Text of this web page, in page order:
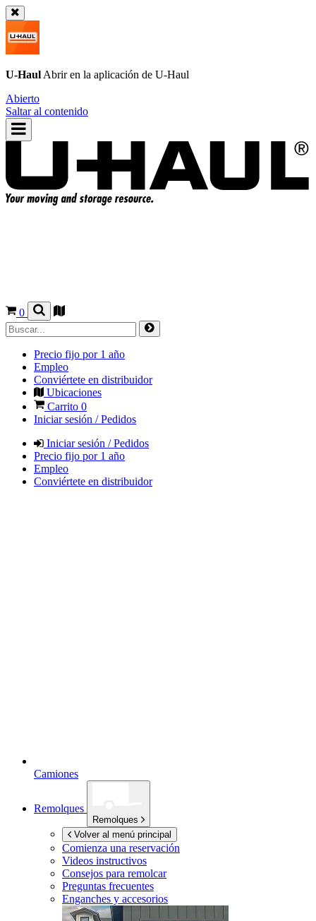
U-Haul Abrir en la aplicación de U-Haul
Abierto
Saltar al contenido
0
Precio fijo por 1 año
Empleo
Conviértete en distribuidor
Ubicaciones
Carrito 0
Iniciar sesión / Pedidos
Iniciar sesión / Pedidos
Precio fijo por 1 año
Empleo
Conviértete en distribuidor
Camiones
Remolques
Remolques
Volver al menú principal
Comienza una reservación
Videos instructivos
Consejos para remolcar
Preguntas frecuentes
Enganches y accesorios